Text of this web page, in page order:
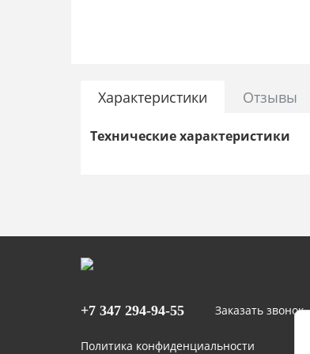
Характеристики Отзывы
Технические характеристики
+7 347 294-94-55 Заказать звонок
Политика конфиденциальности